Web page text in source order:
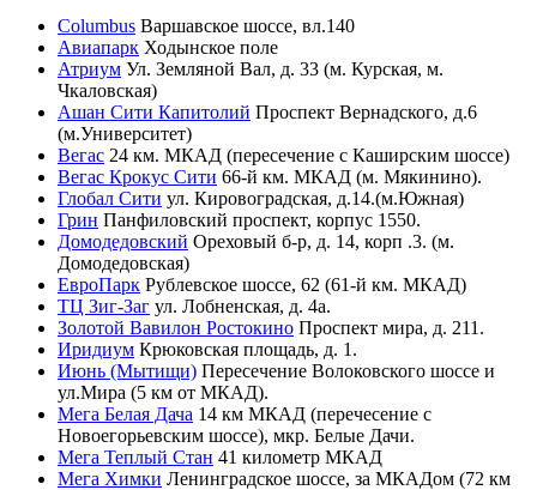
Columbus Варшавское шоссе, вл.140
Авиапарк Ходынское поле
Атриум Ул. Земляной Вал, д. 33 (м. Курская, м.
Чкаловская)
Ашан Сити Капитолий Проспект Вернадского, д.6
(м.Университет)
Вегас 24 км. МКАД (пересечение с Каширским шоссе)
Вегас Крокус Сити 66-й км. МКАД (м. Мякинино).
Глобал Сити ул. Кировоградская, д.14.(м.Южная)
Грин Панфиловский проспект, корпус 1550.
Домодедовский Ореховый б-р, д. 14, корп .3. (м.
Домодедовская)
ЕвроПарк Рублевское шоссе, 62 (61-й км. МКАД)
ТЦ Зиг-Заг ул. Лобненская, д. 4а.
Золотой Вавилон Ростокино Проспект мира, д. 211.
Иридиум Крюковская площадь, д. 1.
Июнь (Мытищи) Пересечение Волоковского шоссе и
ул.Мира (5 км от МКАД).
Мега Белая Дача 14 км МКАД (перечесение с
Новоегорьевским шоссе), мкр. Белые Дачи.
Мега Теплый Стан 41 километр МКАД
Мега Химки Ленинградское шоссе, за МКАДом (72 км